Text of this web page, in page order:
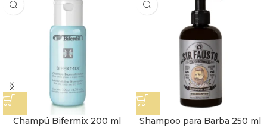
Champú Bifermix 200 ml Shampoo para Barba 250 ml